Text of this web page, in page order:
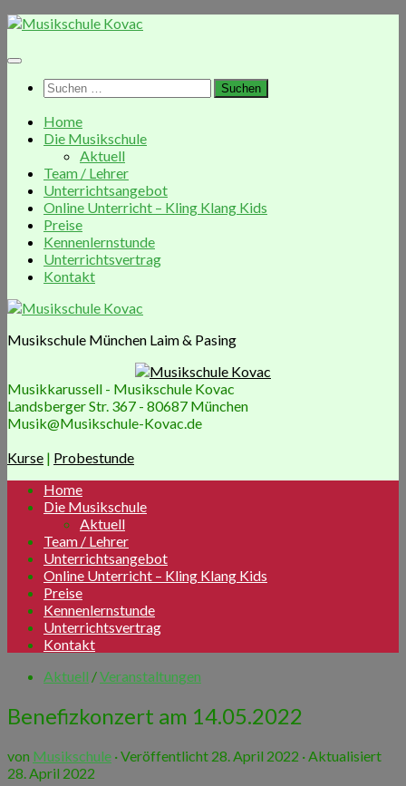
Zum
springen
Suchen
nach:
Home
Die Musikschule
Aktuell
Team / Lehrer
Unterrichtsangebot
Online Unterricht – Kling Klang Kids
Preise
Kennenlernstunde
Unterrichtsvertrag
Kontakt
Musikschule München Laim & Pasing
Musikkarussell - Musikschule Kovac
Landsberger Str. 367 - 80687 München
Musik@Musikschule-Kovac.de
Kurse | Probestunde
Home
Die Musikschule
Aktuell
Team / Lehrer
Unterrichtsangebot
Online Unterricht – Kling Klang Kids
Preise
Kennenlernstunde
Unterrichtsvertrag
Kontakt
Aktuell /Veranstaltungen
Benefizkonzert am 14.05.2022
von Musikschule · Veröffentlicht 28. April 2022 · Aktualisiert
28. April 2022